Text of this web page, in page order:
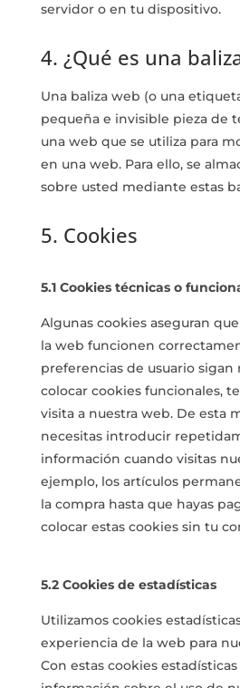
servidor o en tu dispositivo.
4. ¿Qué es una
Una baliza web (o una
pequeña e invisible pieza de
una web que se utiliza para
en una web. Para ello, se
sobre usted mediante estas
5. Cookies
5.1 Cookies técnicas o
Algunas cookies aseguran
la web funcionen
preferencias de usuario sigan
colocar cookies funcionales,
visita a nuestra web. De esta
necesitas introducir
información cuando visitas
ejemplo, los artículos
la compra hasta que hayas
colocar estas cookies sin tu
5.2 Cookies de estadísticas
Utilizamos cookies
experiencia de la web para
Con estas cookies